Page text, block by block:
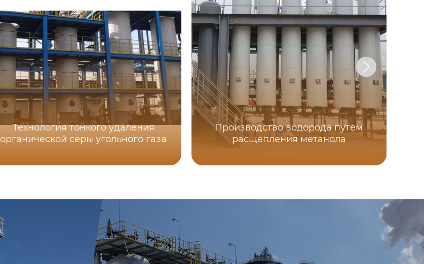
Технология тонкого удаления
органической серы угольного газа
Производство водорода путём
расщепления метанола